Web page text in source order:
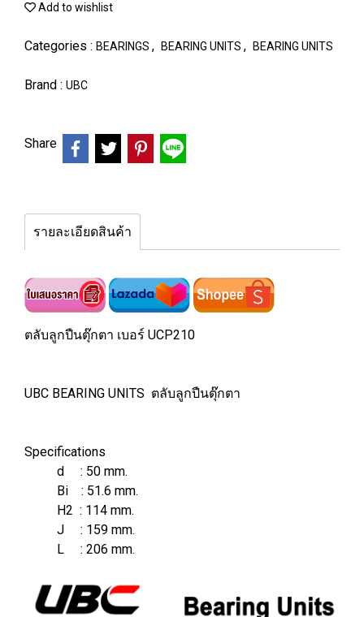
Add to wishlist
Categories : BEARINGS , BEARING UNITS , BEARING UNITS
Brand : UBC
Share
รายละเอียดสินค้า
ตลับลูกปืนตุ๊กตา เบอร์ UCP210
UBC BEARING UNITS ตลับลูกปืนตุ๊กตา
Specifications
d : 50 mm.
Bi : 51.6 mm.
H2 : 114 mm.
J : 159 mm.
L : 206 mm.